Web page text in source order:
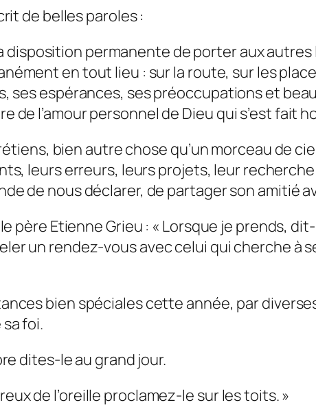
de belles paroles :
disposition permanente de porter aux autres
en tout lieu : sur la route, sur les
ses espérances, ses préoccupations et
l’amour personnel de Dieu qui s’est fait
bien autre chose qu’un morceau de
leurs erreurs, leurs projets, leur
de nous déclarer, de partager son amitié
père Etienne Grieu : « Lorsque je prends,
un rendez-vous avec celui qui cherche à
bien spéciales cette année, par
foi.
dites-le au grand jour.
de l’oreille proclamez-le sur les toits. »